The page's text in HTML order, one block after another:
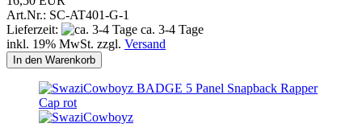
Art.Nr.: SC-AT401-G-1
Lieferzeit:
ca. 3-4 Tage
inkl. 19% MwSt. zzgl. Versand
In den Warenkorb